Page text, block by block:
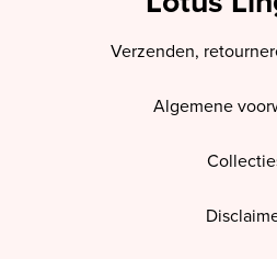
Verzenden,
Algemene